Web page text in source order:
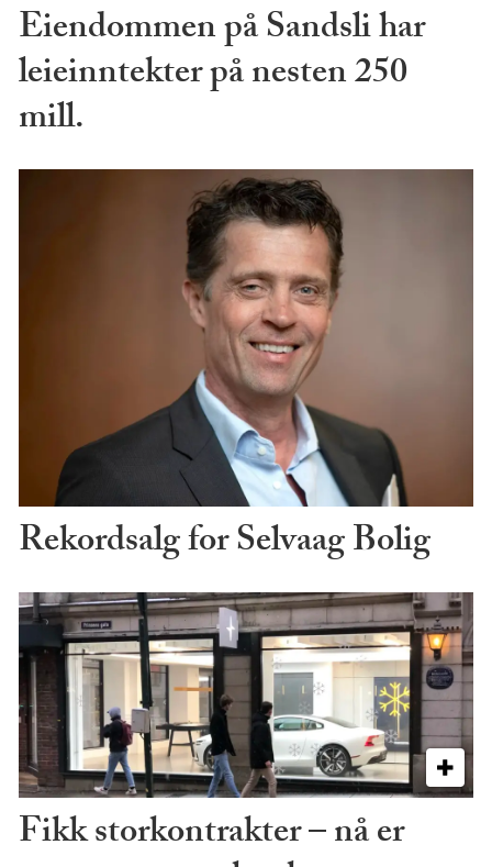
Eiendommen på Sandsli har
leieinntekter på nesten 250
mill.
Rekordsalg for Selvaag Bolig
Fikk storkontrakter – nå er